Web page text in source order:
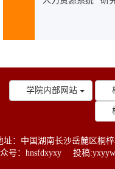
学院内部网站
址：中国湖南长沙岳麓区桐梓
号：hnsfdxyxy
投稿